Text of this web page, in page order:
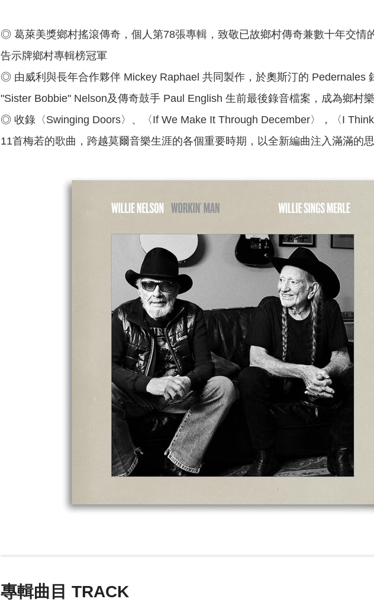
◎ 葛萊美獎鄉村搖滾傳奇，個人第78張專輯，致敬已故鄉村傳奇兼數十年交情
告示牌鄉村專輯榜冠軍
◎ 由威利與長年合作夥伴 Mickey Raphael 共同製作，於奧斯汀的 Pedernales
"Sister Bobbie" Nelson及傳奇鼓手 Paul English 生前最後錄音檔案，成為鄉村
◎ 收錄〈Swinging Doors〉、〈If We Make It Through December〉，〈I
11首梅若的歌曲，跨越莫爾音樂生涯的各個重要時期，以全新編曲注入滿滿的
專輯曲目 TRACK